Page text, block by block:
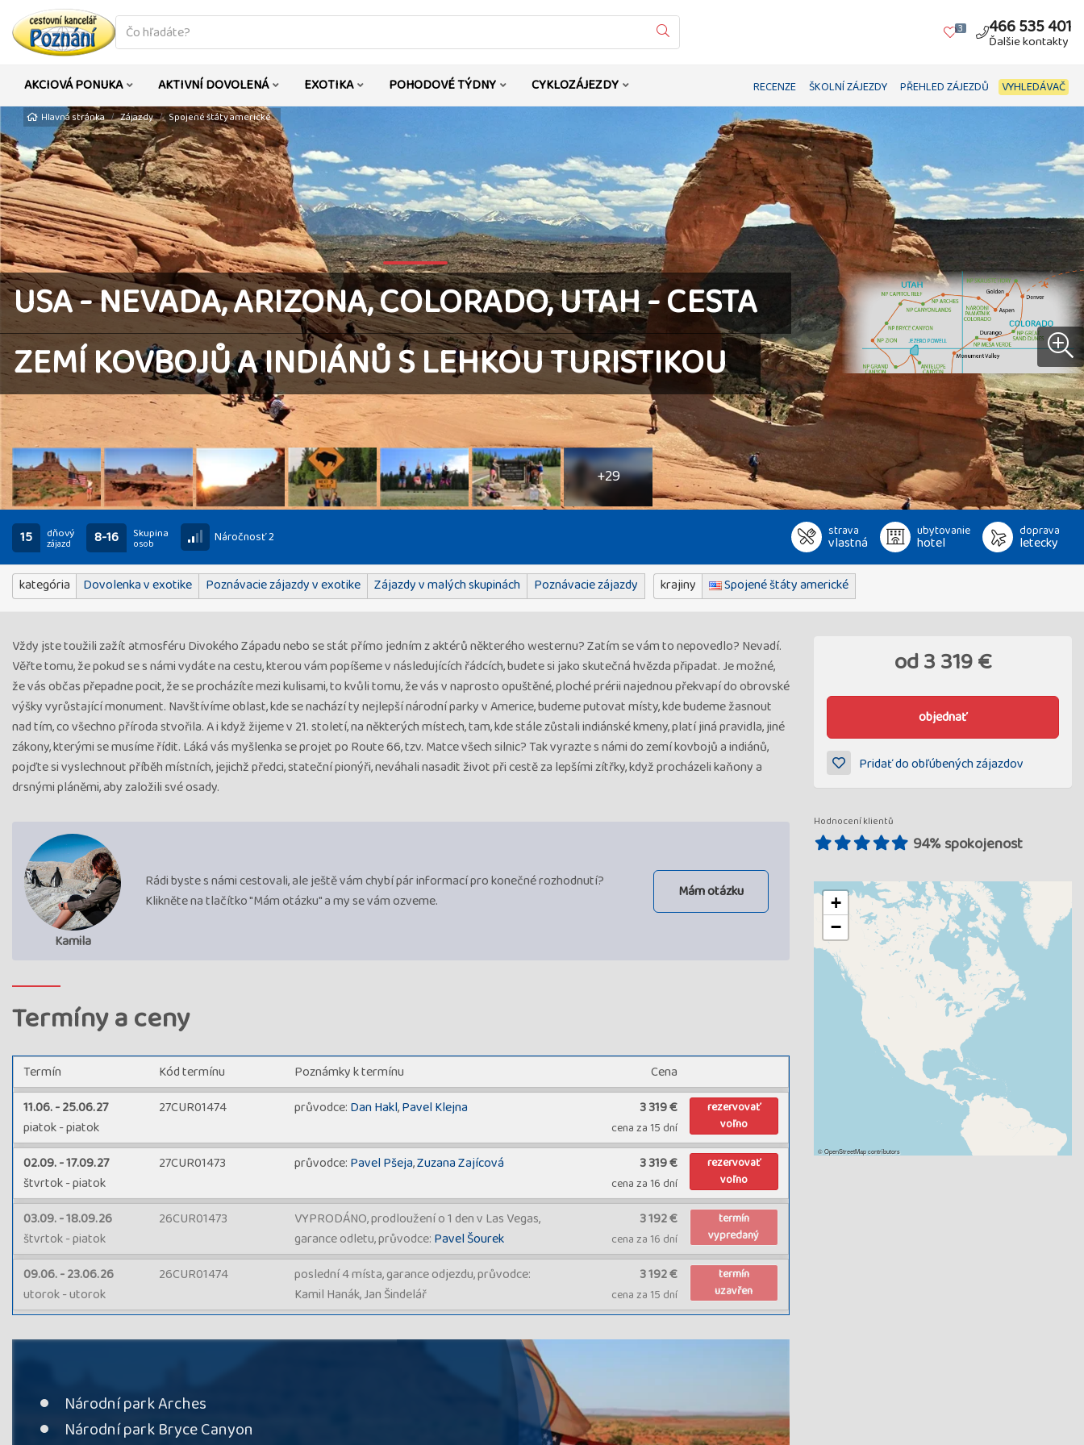
co
hledáte
Vyhledat 3 466 535 401
Ďalšie kontakty
AKCIOVÁ PONUKA AKTIVNÍ DOVOLENÁ EXOTIKA POHODOVÉ TÝDNY CYKLOZÁJEZDY RECENZE ŠKOLNÍ ZÁJEZDY PŘEHLED ZÁJEZDŮ VYHLEDÁVAČ
Hlavná stránka Zájazdy Spojené štáty americké
USA - NEVADA, ARIZONA, COLORADO, UTAH - CESTA
ZEMÍ KOVBOJŮ A INDIÁNŮ S LEHKOU TURISTIKOU
+29
15 dňový
zájazd 8-16 Skupina
osob Náročnosť 2 strava
vlastná
ubytovanie
hotel
doprava
letecky
kategória Dovolenka v exotike Poznávacie zájazdy v exotike Zájazdy v malých skupinách Poznávacie zájazdy krajiny Spojené štáty americké
od3 319 €
objednať
Pridať do obľúbených zájazdov
Hodnocení klientů
94% spokojenost
+
−
©OpenStreetMapcontributors
Vždy jste toužili zažít atmosféru Divokého Západu nebo se stát přímo jedním z aktérů některého westernu? Zatím se vám to nepovedlo? Nevadí.
Věřte tomu, že pokud se s námi vydáte na cestu, kterou vám popíšeme v následujících řádcích, budete si jako skutečná hvězda připadat. Je možné,
že vás občas přepadne pocit, že se procházíte mezi kulisami, to kvůli tomu, že vás v naprosto opuštěné, ploché prérii najednou překvapí do obrovské
výšky vyrůstající monument. Navštívíme oblast, kde se nachází ty nejlepší národní parky v Americe, budeme putovat místy, kde budeme žasnout
nad tím, co všechno příroda stvořila. A i když žijeme v 21. století, na některých místech, tam, kde stále zůstali indiánské kmeny, platí jiná pravidla, jiné
zákony, kterými se musíme řídit. Láká vás myšlenka se projet po Route 66, tzv. Matce všech silnic? Tak vyrazte s námi do zemí kovbojů a indiánů,
pojďte si vyslechnout příběh místních, jejichž předci, stateční pionýři, neváhali nasadit život při cestě za lepšími zítřky, když procházeli kaňony a
drsnými pláněmi, aby založili své osady.
Kamila
Rádi byste s námi cestovali, ale ještě vám chybí pár informací pro konečné rozhodnutí?
Klikněte na tlačítko "Mám otázku" a my se vám ozveme.
Mám otázku
Termíny a ceny
Termín Poznámky k termínu
Kód termínu Cena
09.06. - 23.06.26
utorok - utorok
poslední 4 místa, garance odjezdu, průvodce:
Kamil Hanák, Jan Šindelář
26CUR01474 3 192 €
cena za 15 dní
termín
uzavřen
03.09. - 18.09.26
štvrtok - piatok
VYPRODÁNO, prodloužení o 1 den v Las Vegas,
garance odletu, průvodce: Pavel Šourek
26CUR01473 3 192 €
cena za 16 dní
termín
vypredaný
11.06. - 25.06.27
piatok - piatok
průvodce: Dan Hakl,Pavel Klejna
27CUR01474 3 319 €
cena za 15 dní
rezervovať
voľno
02.09. - 17.09.27
štvrtok - piatok
průvodce: Pavel Pšeja,Zuzana Zajícová
27CUR01473 3 319 €
cena za 16 dní
rezervovať
voľno
Národní park Arches
Národní park Bryce Canyon